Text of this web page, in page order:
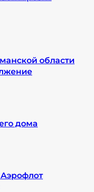
области
дома